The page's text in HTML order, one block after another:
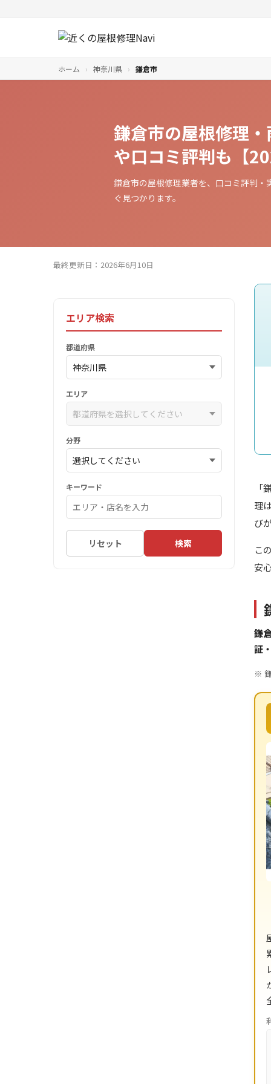
ホーム › 神奈川県 › 鎌倉市
鎌倉市の屋根修理
や口コミ評判も【
鎌倉市の屋根修理業者を、口コミ評判
ぐ見つかります。
最終更新日：2026年6月10日
理
び
こ
安
鎌
証
※
エリア検索
都道府県
エリア
分野
キーワード
リセット 検索